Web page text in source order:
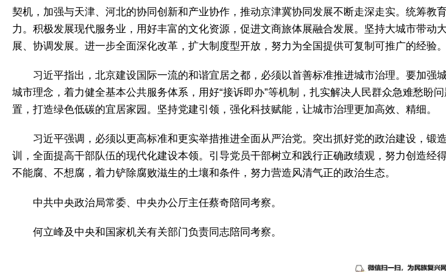
契机，加强与天津、河北的协同创新和产业协作，推动京津冀协同发展不断走深走实。统筹
力。积极发展现代服务业，用好丰富的文化资源，促进文商旅体展融合发展。坚持大城市带
展、协调发展。进一步全面深化改革，扩大制度型开放，努力为全国提供可复制可推广的经验。
习近平指出，北京建设国际一流的和谐宜居之都，必须以首善标准推进城市治理。要加
城市理念，着力健全基本公共服务体系，用好“接诉即办”等机制，扎实解决人民群众急难愁
置，打造绿色低碳的宜居家园。坚持党建引领，强化科技赋能，让城市治理更加高效、精细。
习近平强调，必须以更高标准和更实举措推进全面从严治党。突出抓好党的政治建设，
训，全面提高干部队伍的现代化建设本领。引导党员干部树立和践行正确政绩观，努力创造经
不能腐、不想腐，着力铲除腐败滋生的土壤和条件，努力营造风清气正的政治生态。
中共中央政治局常委、中央办公厅主任蔡奇陪同考察。
何立峰及中央和国家机关有关部门负责同志陪同考察。